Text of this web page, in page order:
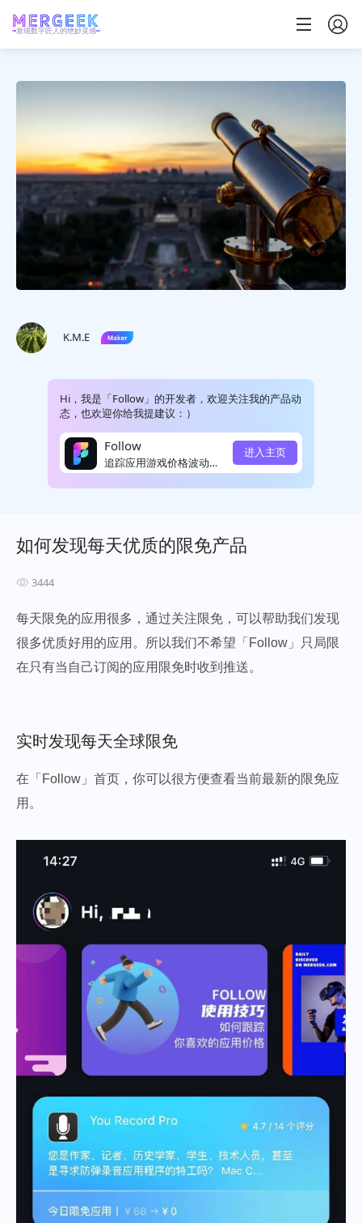
发现数字匠人的绝妙灵感
K.M.E
Hi，我是「Follow」的开发者，欢迎关注我的产品动
态，也欢迎你给我提建议：）
Follow
追踪应用游戏价格波动并提醒
进入主页
如何发现每天优质的限免产品
3444
每天限免的应用很多，通过关注限免，可以帮助我们发现
很多优质好用的应用。所以我们不希望「Follow」只局限
在只有当自己订阅的应用限免时收到推送。
实时发现每天全球限免
在「Follow」首页，你可以很方便查看当前最新的限免应
用。